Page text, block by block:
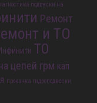
подвески на
Ремонт
и ТО
ТО
цепей грм кап
прокачка гидроподвески